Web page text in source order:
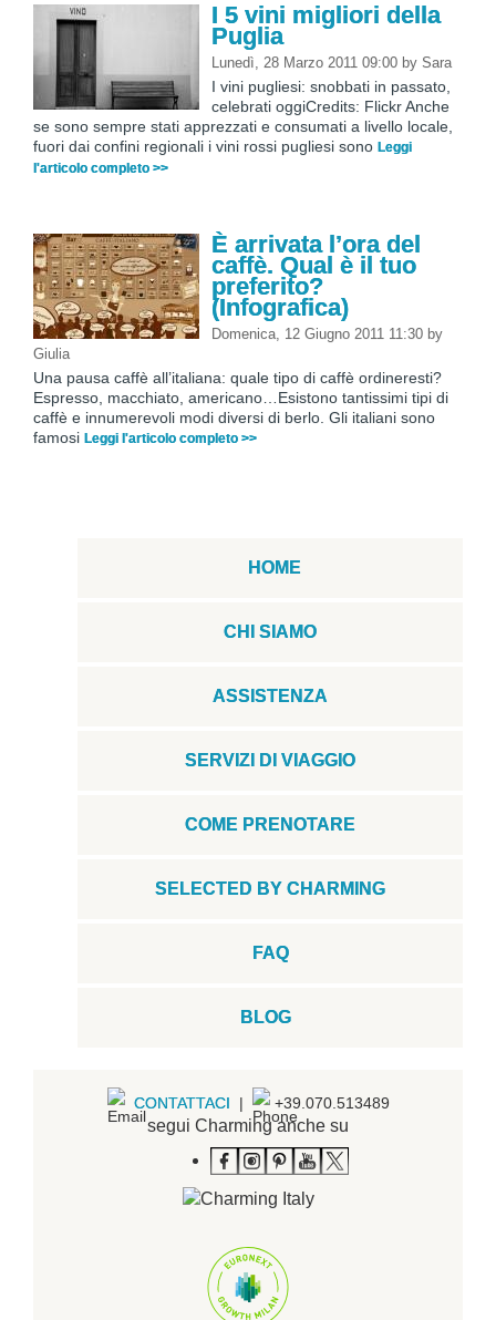
I 5 vini migliori della
Puglia
Lunedì, 28 Marzo 2011 09:00 by Sara
I vini pugliesi: snobbati in passato,
celebrati oggiCredits: Flickr Anche
se sono sempre stati apprezzati e consumati a livello locale,
fuori dai confini regionali i vini rossi pugliesi sono Leggi
l'articolo completo >>
È arrivata l’ora del
caffè. Qual è il tuo
preferito?
(Infografica)
Domenica, 12 Giugno 2011 11:30 by
Giulia
Una pausa caffè all’italiana: quale tipo di caffè ordineresti?
Espresso, macchiato, americano…Esistono tantissimi tipi di
caffè e innumerevoli modi diversi di berlo. Gli italiani sono
famosi Leggi l'articolo completo >>
HOME
CHI SIAMO
ASSISTENZA
SERVIZI DI VIAGGIO
COME PRENOTARE
SELECTED BY CHARMING
FAQ
BLOG
CONTATTACI | +39.070.513489
segui Charming anche su